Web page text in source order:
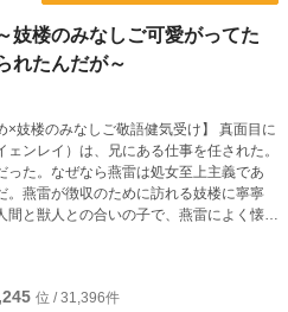
楼のみなしご可愛がってた
れたんだが～
×妓楼のみなしご敬語健気受け】 真面目に
ンレイ）は、兄にある仕事を任された。
った。なぜなら燕雷は処女至上主義であ
。燕雷が徴収のために訪れる妓楼に寧寧
間と獣人との合いの子で、燕雷によく懐い
に出して客を取らせると聞いた燕雷は動
。 ※【身請け編】→【結婚編（燕雷視
ます。どんどんエロが濃くなっていくの
位 / 31,396件